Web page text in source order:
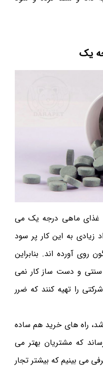
یک
غذای ماهی درجه یک می
زیادی به این کار پر سود
روی آورده اند. بنابراین
سنتی و دست ساز کار نمی
را تهیه کنند که ضرر
راه های خرید هم ساده
که مشتریان بهتر می
می بینیم که بیشتر تجار